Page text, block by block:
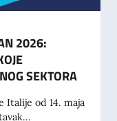
2026:
SEKTORA
Italije od 14. maja